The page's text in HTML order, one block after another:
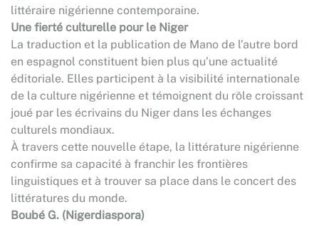
littéraire nigérienne contemporaine.
Une fierté culturelle pour le Niger
La traduction et la publication de Mano de l’autre bord
en espagnol constituent bien plus qu’une actualité
éditoriale. Elles participent à la visibilité internationale
de la culture nigérienne et témoignent du rôle croissant
joué par les écrivains du Niger dans les échanges
culturels mondiaux.
À travers cette nouvelle étape, la littérature nigérienne
confirme sa capacité à franchir les frontières
linguistiques et à trouver sa place dans le concert des
littératures du monde.
Boubé G. (Nigerdiaspora)